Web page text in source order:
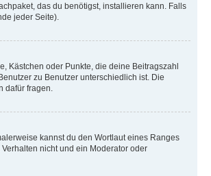
das du benötigst, installieren kann. Falls
jeder Seite).
Kästchen oder Punkte, die deine Beitragszahl
zu Benutzer unterschiedlich ist. Die
dafür fragen.
kannst du den Wortlaut eines Ranges
nicht und ein Moderator oder